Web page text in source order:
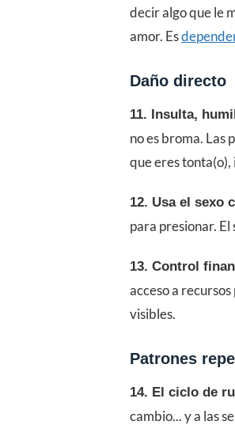
decir algo que le
amor. Es
Daño directo
11. Insulta,
no es broma. Las
que eres
12. Usa el sexo
para presionar. El
13. Control
acceso a
visibles.
Patrones
14. El ciclo de
cambio... y a las